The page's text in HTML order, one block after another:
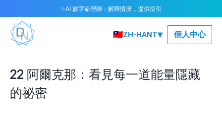
🇹🇼ZH-HANT▾ 個人中心
22 阿爾克那：看見每一道能量隱藏
的祕密
✨AI 數字命理師：解釋情況，提供指引